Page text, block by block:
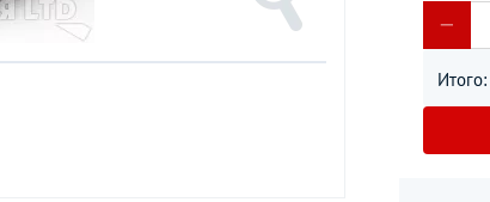
Итого: